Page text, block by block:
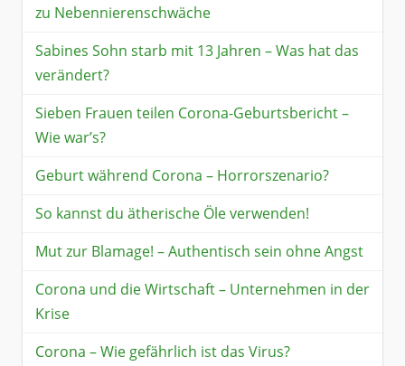
zu Nebennierenschwäche
Sabines Sohn starb mit 13 Jahren – Was hat das
verändert?
Sieben Frauen teilen Corona-Geburtsbericht –
Wie war’s?
Geburt während Corona – Horrorszenario?
So kannst du ätherische Öle verwenden!
Mut zur Blamage! – Authentisch sein ohne Angst
Corona und die Wirtschaft – Unternehmen in der
Krise
Corona – Wie gefährlich ist das Virus?